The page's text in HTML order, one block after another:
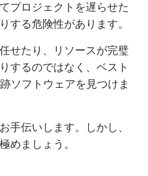
プロジェクトを遅らせた
する危険性があります。
せたり、リソースが完璧
するのではなく、ベスト
ソフトウェアを見つけま
手伝いします。しかし、
めましょう。